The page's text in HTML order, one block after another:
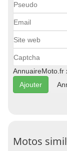
AnnuaireMoto.fr
Motos